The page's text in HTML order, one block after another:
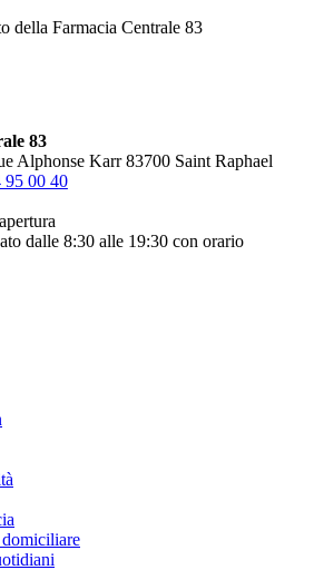
della Farmacia Centrale 83
83
Alphonse Karr 83700 Saint Raphael
95 00 40
dalle 8:30 alle 19:30 con orario
domiciliare